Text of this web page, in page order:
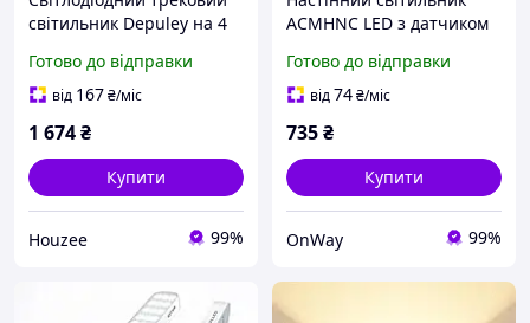
світильник Depuley на 4
вітальні з спрямованим
світлом 3000K
Готово до відправки
від 167₴/міс
1 674₴
Купити
Houzee 99%
ACMHNC LED з датчиком
чорний, що
перезаряджається, для
Готово до відправки
від74₴/міс
735₴
Купити
OnWay 99%